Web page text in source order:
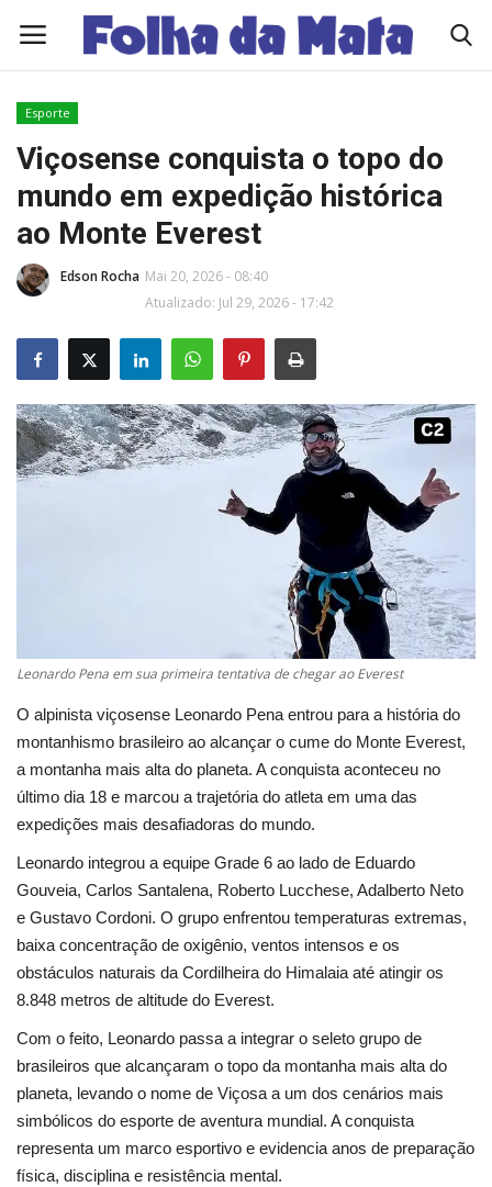
Quem Somos
Como Anunciar
Contato
Edições Diárias - NOTÍCIAS DO DIA
Polícia/Acidente
Viçosa
Oportunidade
Sua Cidade
Tempo
Saúde
Trânsito
Segurança Pública
Economia
Educação
Esporte
Esporte
Viçosense conquista o topo do
mundo em expedição histórica
ao Monte Everest
Edson Rocha Mai 20, 2026 - 08:40
Atualizado: Jul 29, 2026 - 17:42
Leonardo Pena em sua primeira tentativa de chegar ao Everest
O alpinista viçosense Leonardo Pena entrou para a história do
montanhismo brasileiro ao alcançar o cume do Monte Everest,
a montanha mais alta do planeta. A conquista aconteceu no
último dia 18 e marcou a trajetória do atleta em uma das
expedições mais desafiadoras do mundo.
Leonardo integrou a equipe Grade 6 ao lado de Eduardo
Gouveia, Carlos Santalena, Roberto Lucchese, Adalberto Neto
e Gustavo Cordoni. O grupo enfrentou temperaturas extremas,
baixa concentração de oxigênio, ventos intensos e os
obstáculos naturais da Cordilheira do Himalaia até atingir os
8.848 metros de altitude do Everest.
Com o feito, Leonardo passa a integrar o seleto grupo de
brasileiros que alcançaram o topo da montanha mais alta do
planeta, levando o nome de Viçosa a um dos cenários mais
simbólicos do esporte de aventura mundial. A conquista
representa um marco esportivo e evidencia anos de preparação
física, disciplina e resistência mental.